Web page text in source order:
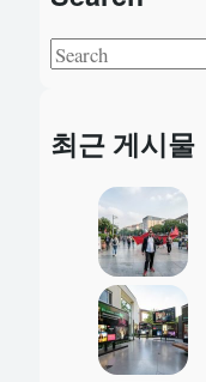
S
r
최근 게시물